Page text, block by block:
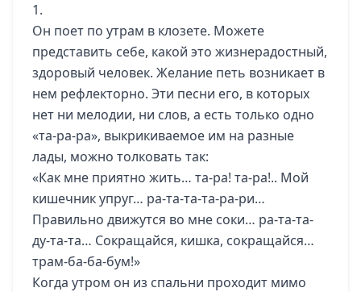
1.
Он поет по утрам в клозете. Можете
представить себе, какой это жизнерадостный,
здоровый человек. Желание петь возникает в
нем рефлекторно. Эти песни его, в которых
нет ни мелодии, ни слов, а есть только одно
«та-ра-ра», выкрикиваемое им на разные
лады, можно толковать так:
«Как мне приятно жить… та-ра! та-ра!.. Мой
кишечник упруг… ра-та-та-та-ра-ри…
Правильно движутся во мне соки… ра-та-та-
ду-та-та… Сокращайся, кишка, сокращайся…
трам-ба-ба-бум!»
Когда утром он из спальни проходит мимо